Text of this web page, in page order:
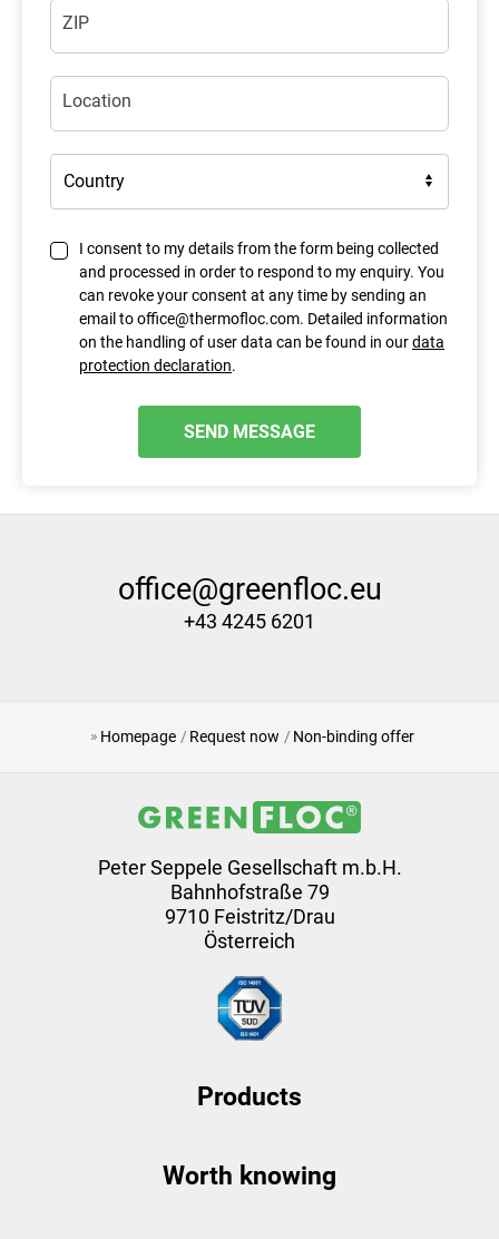
ZIP
Location
I consent to my details from the form being collected
and processed in order to respond to my enquiry. You
can revoke your consent at any time by sending an
email to office@thermofloc.com. Detailed information
on the handling of user data can be found in ourdata
protection declaration.
SEND MESSAGE
office@greenfloc.eu
+43 4245 6201
Homepage Request now Non-binding offer
Peter Seppele Gesellschaft m.b.H.
Bahnhofstraße 79
9710 Feistritz/Drau
Österreich
Products
Worth knowing